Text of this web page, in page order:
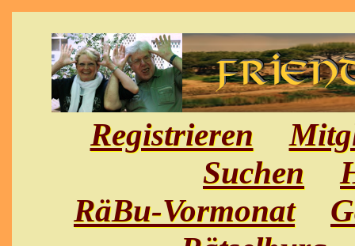
Registrieren
Suchen
RäBu-Vormonat